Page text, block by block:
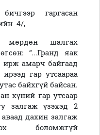
гаргасан
4/,
мөрдөн шалгах
“...Гранд яак
ирж амарч байгаад
гар утсаараа
байхгүй байсан.
хүний гар утсаар
залгаж үзэхэд 2
дахин залгаж
боломжгүй